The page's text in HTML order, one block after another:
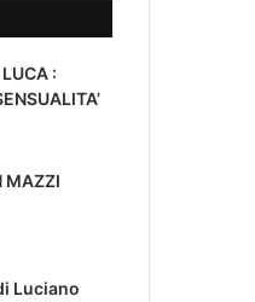
:
MAZZI
Luciano